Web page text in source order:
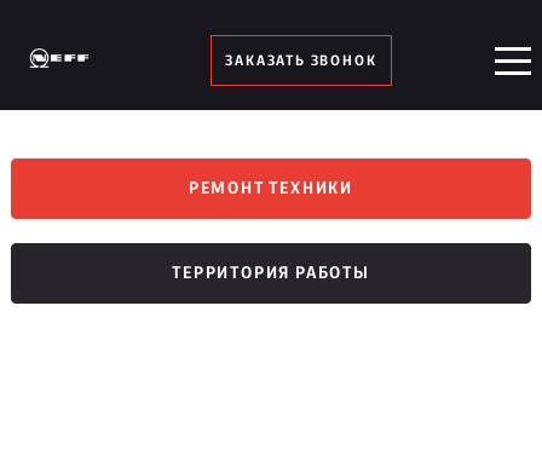
ЗАКАЗАТЬ ЗВОНОК
РЕМОНТ ТЕХНИКИ
ТЕРРИТОРИЯ РАБОТЫ